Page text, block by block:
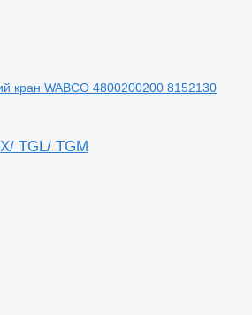
кран WABCO 4800200200 8152130
TGL/ TGM